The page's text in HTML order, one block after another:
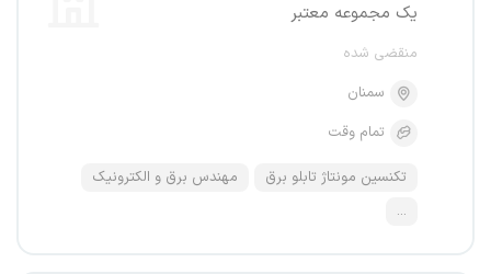
یک مجموعه معتبر
منقضی شده
سمنان
تمام وقت
تکنسین مونتاژ تابلو برق
مهندس برق و الکترونیک
...